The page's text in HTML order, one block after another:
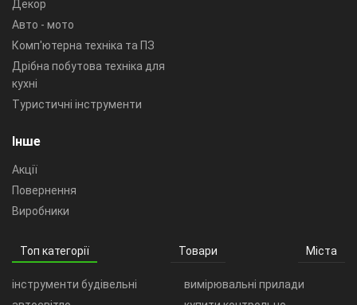
Декор
Авто - мото
Комп'ютерна техніка та ПЗ
Дрібна побутова техніка для
кухні
Туристичні інструменти
Інше
Акції
Повернення
Виробники
Топ категорії Товари Міста
інструменти будівельні
вимірювальні прилади